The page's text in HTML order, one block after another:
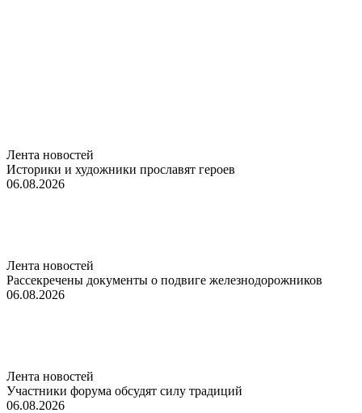
Лента новостей
Историки и художники прославят героев
06.08.2026
Лента новостей
Рассекречены документы о подвиге железнодорожников
06.08.2026
Лента новостей
Участники форума обсудят силу традиций
06.08.2026